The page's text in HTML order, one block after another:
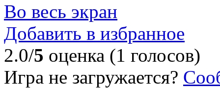
Во весь экран
Добавить в избранное
2.0/5 оценка (1 голосов)
Игра не загружается?